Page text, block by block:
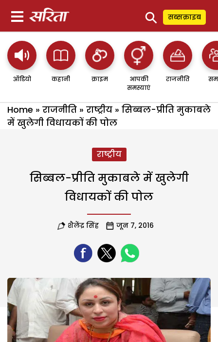
⚲ सब्सक्राइब
ऑडियो कहानी क्राइम
आपकी
समस्याएं
राजनीति
Home » राजनीति » राष्ट्रीय » सिब्बल-प्रीति मुकाबले
में खुलेगी विधायकों की पोल
राष्ट्रीय
सिब्बल-प्रीति मुकाबले में खुलेगी
विधायकों की पोल
शैलेंद्र सिंह जून 7, 2016